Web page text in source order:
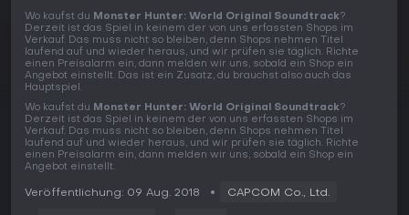
Wo kaufst du Monster Hunter: World Original Soundtrack?
Derzeit ist das Spiel in keinem der von uns erfassten Shops im
Verkauf. Das muss nicht so bleiben, denn Shops nehmen Titel
laufend auf und wieder heraus, und wir prüfen sie täglich. Richte
einen Preisalarm ein, dann melden wir uns, sobald ein Shop ein
Angebot einstellt. Das ist ein Zusatz, du brauchst also auch das
Hauptspiel.
Wo kaufst du Monster Hunter: World Original Soundtrack?
Derzeit ist das Spiel in keinem der von uns erfassten Shops im
Verkauf. Das muss nicht so bleiben, denn Shops nehmen Titel
laufend auf und wieder heraus, und wir prüfen sie täglich. Richte
einen Preisalarm ein, dann melden wir uns, sobald ein Shop ein
Angebot einstellt.
Veröffentlichung: 09 Aug. 2018 CAPCOM Co., Ltd.